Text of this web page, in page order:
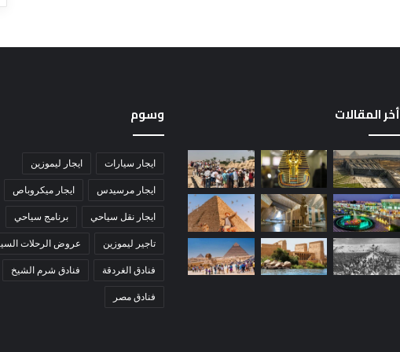
أخر المقالات وسوم
ايجار سيارات ايجار ليموزين
ايجار مرسيدس ايجار ميكروباص
ايجار نقل سياحي برنامج سياحي
تاجير ليموزين عروض الرحلات
فنادق الغردقة فنادق شرم الشيخ
فنادق مصر